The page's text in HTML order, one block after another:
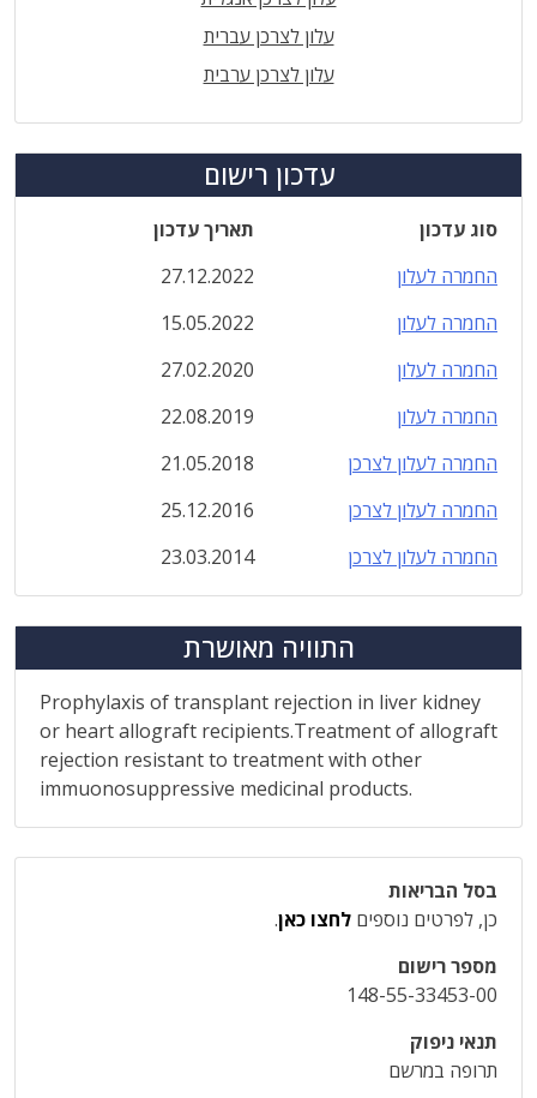
עלון לצרכן עברית
עלון לצרכן ערבית
עדכון רישום
סוג עדכון
תאריך עדכון
החמרה לעלון
27.12.2022
החמרה לעלון
15.05.2022
החמרה לעלון
27.02.2020
החמרה לעלון
22.08.2019
החמרה לעלון לצרכן
21.05.2018
החמרה לעלון לצרכן
25.12.2016
החמרה לעלון לצרכן
23.03.2014
התוויה מאושרת
Prophylaxis of transplant rejection in liver kidney
or heart allograft recipients.Treatment of allograft
rejection resistant to treatment with other
immuonosuppressive medicinal products.
בסל הבריאות
כן, לפרטים נוספים לחצו כאן.
מספר רישום
148-55-33453-00
תנאי ניפוק
תרופה במרשם